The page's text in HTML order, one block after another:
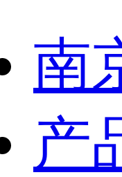
南
产